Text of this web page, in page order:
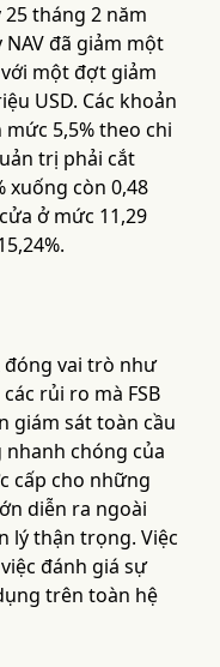
tháng 2 năm
đã giảm một
với một đợt giảm
USD. Các khoản
5,5% theo chi
trị phải cắt
xuống còn 0,48
ở mức 11,29
đóng vai trò như
rủi ro mà FSB
giám sát toàn cầu
chóng của
cấp cho những
diễn ra ngoài
lý thận trọng. Việc
đánh giá sự
trên toàn hệ